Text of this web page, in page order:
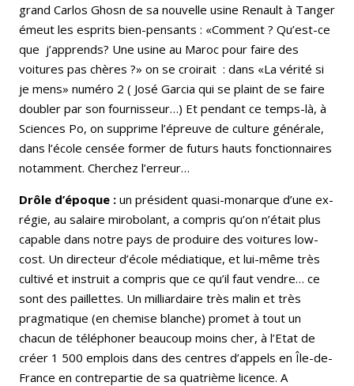
grand Carlos Ghosn de sa nouvelle usine Renault à Tanger
émeut les esprits bien-pensants : «Comment ? Qu’est-ce
que j’apprends? Une usine au Maroc pour faire des
voitures pas chères ?» on se croirait : dans «La vérité si
je mens» numéro 2 ( José Garcia qui se plaint de se faire
doubler par son fournisseur…) Et pendant ce temps-là, à
Sciences Po, on supprime l’épreuve de culture générale,
dans l’école censée former de futurs hauts fonctionnaires
notamment. Cherchez l’erreur…
Drôle d’époque : un président quasi-monarque d’une ex-
régie, au salaire mirobolant, a compris qu’on n’était plus
capable dans notre pays de produire des voitures low-
cost. Un directeur d’école médiatique, et lui-même très
cultivé et instruit a compris que ce qu’il faut vendre… ce
sont des paillettes. Un milliardaire très malin et très
pragmatique (en chemise blanche) promet à tout un
chacun de téléphoner beaucoup moins cher, à l’Etat de
créer 1 500 emplois dans des centres d’appels en Île-de-
France en contrepartie de sa quatrième licence. A